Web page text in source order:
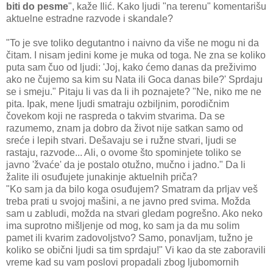
biti do pesme", kaže Ilić. Kako ljudi "na terenu" komentarišu
aktuelne estradne razvode i skandale?
"To je sve toliko degutantno i naivno da više ne mogu ni da
čitam. I nisam jedini kome je muka od toga. Ne zna se koliko
puta sam čuo od ljudi: 'Joj, kako ćemo danas da preživimo
ako ne čujemo sa kim su Nata ili Goca danas bile?' Sprdaju
se i smeju." Pitaju li vas da li ih poznajete? "Ne, niko me ne
pita. Ipak, mene ljudi smatraju ozbiljnim, porodičnim
čovekom koji ne raspreda o takvim stvarima. Da se
razumemo, znam ja dobro da život nije satkan samo od
sreće i lepih stvari. Dešavaju se i ružne stvari, ljudi se
rastaju, razvode... Ali, o ovome što spominjete toliko se
javno 'žvaće' da je postalo otužno, mučno i jadno." Da li
žalite ili osuđujete junakinje aktuelnih priča?
"Ko sam ja da bilo koga osuđujem? Smatram da prljav veš
treba prati u svojoj mašini, a ne javno pred svima. Možda
sam u zabludi, možda na stvari gledam pogrešno. Ako neko
ima suprotno mišljenje od mog, ko sam ja da mu solim
pamet ili kvarim zadovoljstvo? Samo, ponavljam, tužno je
koliko se obični ljudi sa tim sprdaju!" Vi kao da ste zaboravili
vreme kad su vam poslovi propadali zbog ljubomornih